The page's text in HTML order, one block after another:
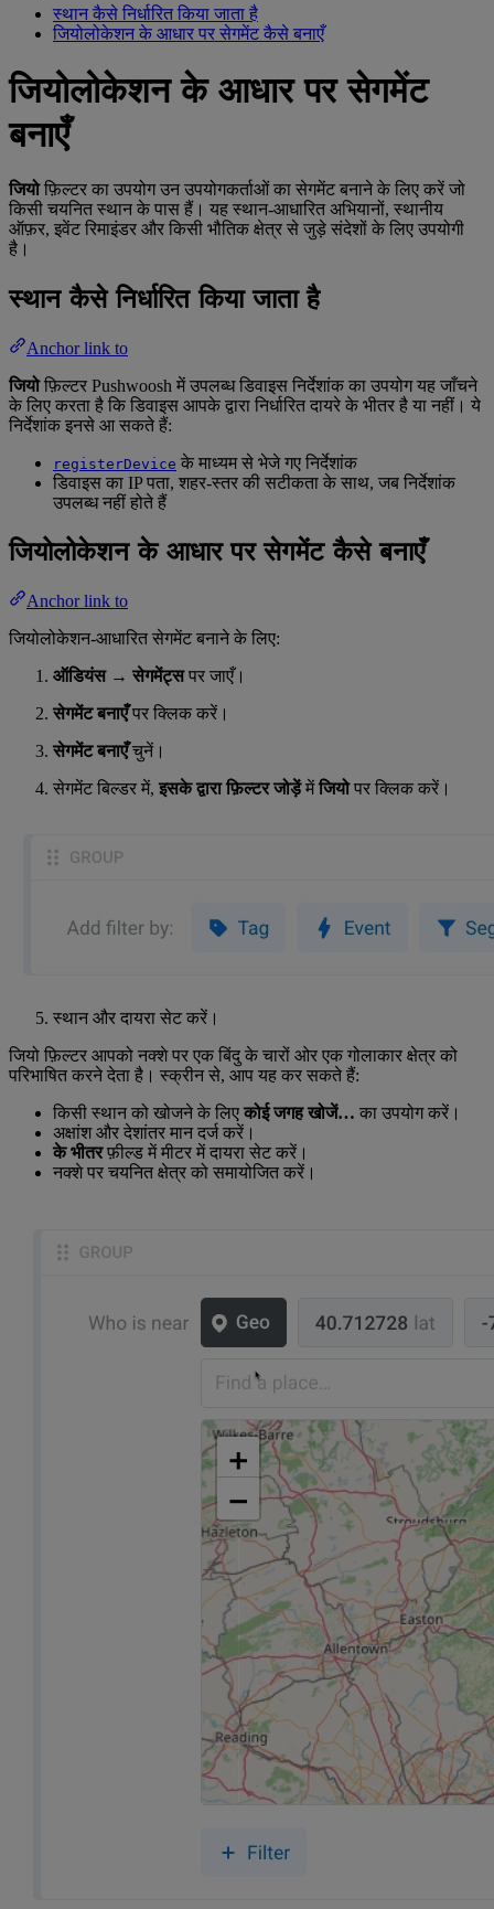
स्थान कैसे निर्धारित किया जाता है
जियोलोकेशन के आधार पर सेगमेंट कैसे बनाएँ
जियोलोकेशन के आधार पर सेगमेंट
बनाएँ
जियोफ़िल्टर का उपयोग उन उपयोगकर्ताओं का सेगमेंट बनाने के लिए करें जो
किसी चयनित स्थान के पास हैं। यह स्थान-आधारित अभियानों, स्थानीय
ऑफ़र, इवेंट रिमाइंडर और किसी भौतिक क्षेत्र से जुड़े संदेशों के लिए उपयोगी
है।
स्थान कैसे निर्धारित किया जाता है
Anchor link to
जियोफ़िल्टर Pushwoosh में उपलब्ध डिवाइस निर्देशांक का उपयोग यह जाँचने
के लिए करता है कि डिवाइस आपके द्वारा निर्धारित दायरे के भीतर है या नहीं। ये
निर्देशांक इनसे आ सकते हैं:
registerDevice के माध्यम से भेजे गए निर्देशांक
डिवाइस का IP पता, शहर-स्तर की सटीकता के साथ, जब निर्देशांक
उपलब्ध नहीं होते हैं
जियोलोकेशन के आधार पर सेगमेंट कैसे बनाएँ
Anchor link to
जियोलोकेशन-आधारित सेगमेंट बनाने के लिए:
ऑडियंस→ सेगमेंट्सपर जाएँ।
सेगमेंट बनाएँपर क्लिक करें।
सेगमेंट बनाएँचुनें।
सेगमेंट बिल्डर में, इसके द्वारा फ़िल्टर जोड़ेंमेंजियोपर क्लिक करें।
स्थान और दायरा सेट करें।
जियो फ़िल्टर आपको नक्शे पर एक बिंदु के चारों ओर एक गोलाकार क्षेत्र को
परिभाषित करने देता है। स्क्रीन से, आप यह कर सकते हैं:
किसी स्थान को खोजने के लिए कोई जगह खोजें… का उपयोग करें।
अक्षांश और देशांतर मान दर्ज करें।
के भीतरफ़ील्ड में मीटर में दायरा सेट करें।
नक्शे पर चयनित क्षेत्र को समायोजित करें।